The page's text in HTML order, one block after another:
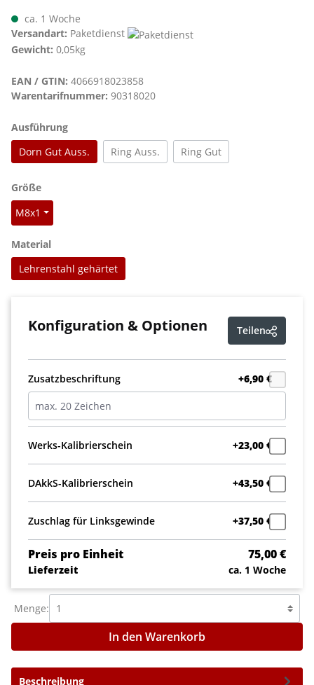
Beschreibung
ca. 1 Woche
Versandart: Paketdienst
Gewicht: 0,05kg
EAN / GTIN: 4066918023858
Warentarifnummer: 90318020
Ausführungauswählen
Dorn Gut Auss.
Ring Auss. Ring Gut
Größeauswählen
M8x1
Materialauswählen
Lehrenstahl gehärtet
Konfiguration & Optionen Teilen
Zusatzbeschriftung +6,90 €
Werks-Kalibrierschein +23,00 €
DAkkS-Kalibrierschein +43,50 €
Zuschlag für Linksgewinde +37,50 €
Preis pro Einheit 75,00 €
Lieferzeit ca. 1 Woche
Menge:
In den Warenkorb